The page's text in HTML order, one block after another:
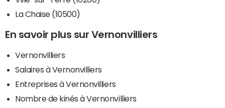
La Chaise (10500)
En savoir plus sur Vernonvilliers
Vernonvilliers
Salaires à Vernonvilliers
Entreprises à Vernonvilliers
Nombre de kinés à Vernonvilliers